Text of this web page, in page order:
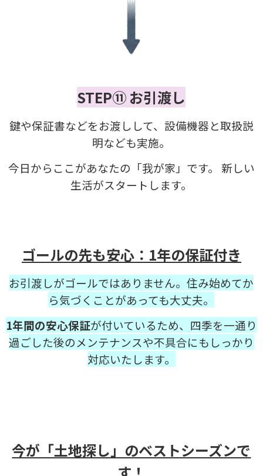
STEP⑪ お引渡し
鍵や保証書などをお渡しして、設備機器と取扱説
明なども実施。
今日からここがあなたの「我が家」です。 新しい
生活がスタートします。
ゴールの先も安心：1年の保証付き
お引渡しがゴールではありません。住み始めてか
ら気づくことがあっても大丈夫。
1年間の安心保証が付いているため、四季を一通り
過ごした後のメンテナンスや不具合にもしっかり
対応いたします。
今が「土地探し」のベストシーズンで